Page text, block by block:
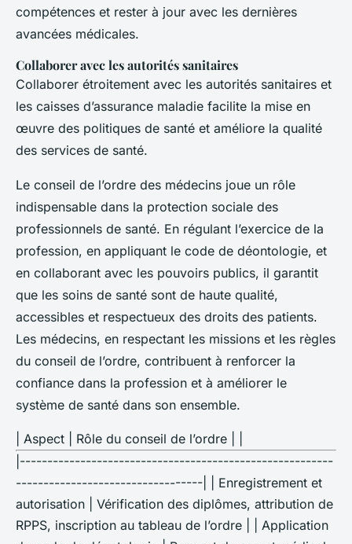
compétences et rester à jour avec les dernières
avancées médicales.
Collaborer avec les autorités sanitaires
Collaborer étroitement avec les autorités sanitaires et
les caisses d’assurance maladie facilite la mise en
œuvre des politiques de santé et améliore la qualité
des services de santé.
Le conseil de l’ordre des médecins joue un rôle
indispensable dans la protection sociale des
professionnels de santé. En régulant l’exercice de la
profession, en appliquant le code de déontologie, et
en collaborant avec les pouvoirs publics, il garantit
que les soins de santé sont de haute qualité,
accessibles et respectueux des droits des patients.
Les médecins, en respectant les missions et les règles
du conseil de l’ordre, contribuent à renforcer la
confiance dans la profession et à améliorer le
système de santé dans son ensemble.
| Aspect | Rôle du conseil de l’ordre | |
|---------------------------------------------------------
----------------------------------| | Enregistrement et
autorisation | Vérification des diplômes, attribution de
RPPS, inscription au tableau de l’ordre | | Application